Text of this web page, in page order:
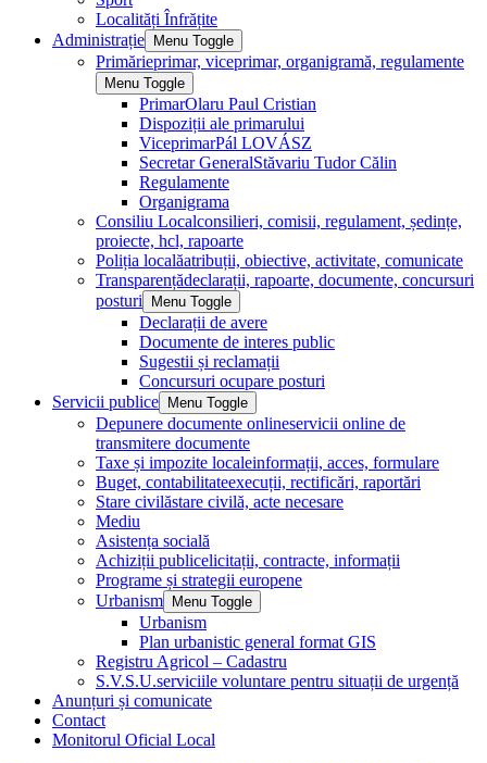
Localități Înfrățite
Administrație
Menu Toggle
Primărieprimar, viceprimar, organigramă, regulamente
Menu Toggle
PrimarOlaru Paul Cristian
Dispoziții ale primarului
ViceprimarPál LOVÁSZ
Secretar GeneralStăvariu Tudor Călin
Regulamente
Organigrama
Consiliu Localconsilieri, comisii, regulament, ședințe,
proiecte, hcl, rapoarte
Poliția localăatribuții, obiective, activitate, comunicate
Transparențădeclarații, rapoarte, documente, concursuri
posturi
Menu Toggle
Declarații de avere
Documente de interes public
Sugestii și reclamații
Concursuri ocupare posturi
Servicii publice
Menu Toggle
Depunere documente onlineservicii online de
transmitere documente
Taxe și impozite localeinformații, acces, formulare
Buget, contabilitateexecuții, rectificări, raportări
Stare civilăstare civilă, acte necesare
Mediu
Asistența socială
Achiziții publicelicitații, contracte, informații
Programe și strategii europene
Urbanism
Menu Toggle
Urbanism
Plan urbanistic general format GIS
Registru Agricol – Cadastru
S.V.S.U.serviciile voluntare pentru situații de urgență
Anunțuri și comunicate
Contact
Monitorul Oficial Local